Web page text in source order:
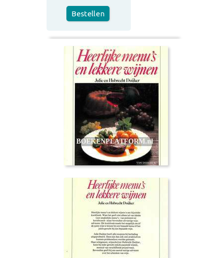
Bestellen